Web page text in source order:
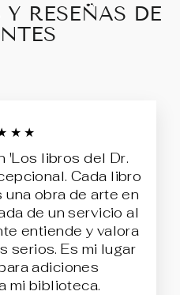
RESEÑAS DE
'Los libros del Dr.
Cada libro
obra de arte en
de un servicio al
entiende y valora
serios. Es mi lugar
adiciones
mi biblioteca.